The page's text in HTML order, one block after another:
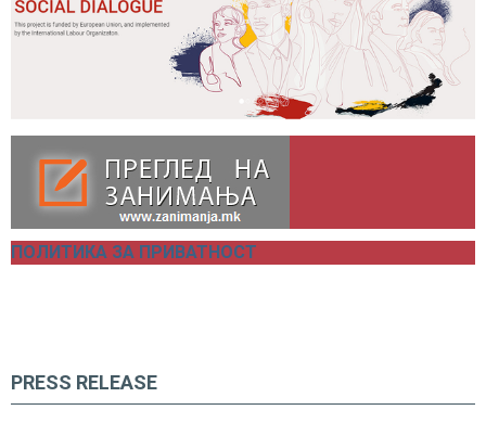
ПОЛИТИКА ЗА ПРИВАТНОСТ
PRESS RELEASE